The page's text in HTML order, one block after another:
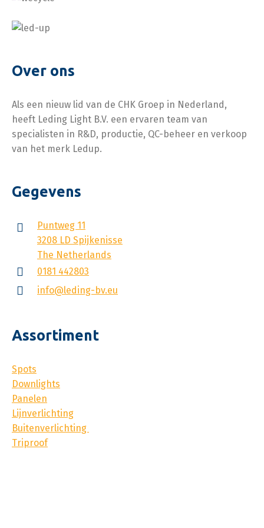
schroeven en
Over ons
Als een nieuw lid van de CHK Groep in Nederland,
heeft Leding Light B.V. een ervaren team van
specialisten in R&D, productie, QC-beheer en verkoop
van het merk Ledup.
Gegevens
Puntweg 11
3208 LD Spijkenisse
The Netherlands
0181 442803
info@leding-bv.eu
Assortiment
Spots
Downlights
Panelen
Lijnverlichting
Buitenverlichting
Triproof